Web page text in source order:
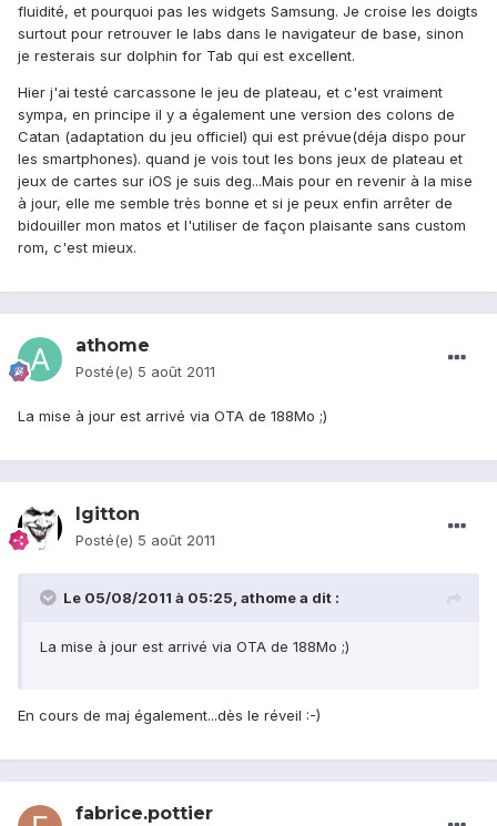
fluidité, et pourquoi pas les widgets Samsung. Je croise les doigts
surtout pour retrouver le labs dans le navigateur de base, sinon
je resterais sur dolphin for Tab qui est excellent.
Hier j'ai testé carcassone le jeu de plateau, et c'est vraiment
sympa, en principe il y a également une version des colons de
Catan (adaptation du jeu officiel) qui est prévue(déja dispo pour
les smartphones). quand je vois tout les bons jeux de plateau et
jeux de cartes sur iOS je suis deg...Mais pour en revenir à la mise
à jour, elle me semble très bonne et si je peux enfin arrêter de
bidouiller mon matos et l'utiliser de façon plaisante sans custom
rom, c'est mieux.
athome
Posté(e) 5 août 2011
La mise à jour est arrivé via OTA de 188Mo ;)
lgitton
Posté(e) 5 août 2011
Le 05/08/2011 à 05:25, athome a dit :
La mise à jour est arrivé via OTA de 188Mo ;)
En cours de maj également...dès le réveil :-)
fabrice.pottier